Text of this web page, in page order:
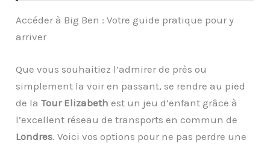
Accéder à Big Ben : Votre guide pratique pour y
arriver
Que vous souhaitiez l’admirer de près ou
simplement la voir en passant, se rendre au pied
de laTour Elizabeth est un jeu d’enfant grâce à
l’excellent réseau de transports en commun de
Londres. Voici vos options pour ne pas perdre une